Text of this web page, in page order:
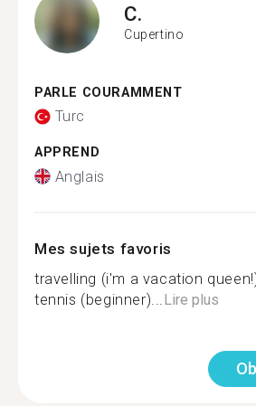
C.
Cupertino
PARLE COURAMMENT
Turc
APPREND
Anglais
Mes sujets favoris
travelling (i'm a vacation
tennis (beginner)... Lire plus